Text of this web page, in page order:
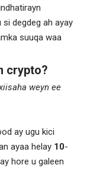
si degdeg ah ayay
suuqa waa
crypto?
weyn ee
ay ugu kici
ayaa helay 10-
hore u galeen